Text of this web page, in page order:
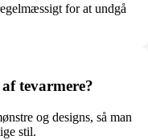
for at undgå
tevarmere?
og designs, så man
stil.